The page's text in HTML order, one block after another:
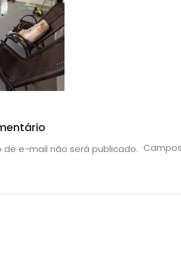
de e-mail não será publicado.